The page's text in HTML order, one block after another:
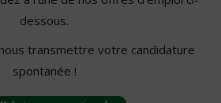
dessous.
transmettre votre candidature
spontanée !